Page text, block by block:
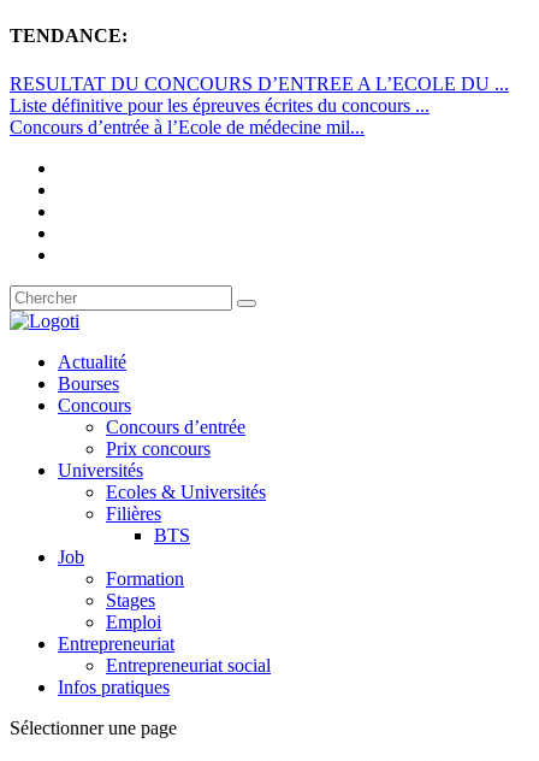
TENDANCE:
RESULTAT DU CONCOURS D’ENTREE A L’ECOLE DU ...
Liste définitive pour les épreuves écrites du concours ...
Concours d’entrée à l’Ecole de médecine mil...
Actualité
Bourses
Concours
Concours d’entrée
Prix concours
Universités
Ecoles & Universités
Filières
BTS
Job
Formation
Stages
Emploi
Entrepreneuriat
Entrepreneuriat social
Infos pratiques
Sélectionner une page